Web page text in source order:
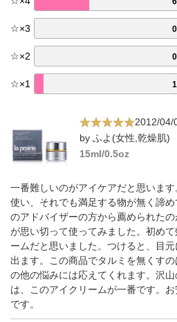
☆×3
☆×2
☆×1
2012/04/
by ふよ(女性,乾燥肌)
15ml/0.5oz
一番難しいのがアイケアだと思いま
使い、それでも満足する物が無く諦
のアドバイザーの方から薦められた
が思い切って使ってみました。初め
ームだと思いました。つけると、目
出ます。この商品でタルミを無くす
の他の悩みには応えてくれます。沢
は、このアイクリームが一番です。
です。